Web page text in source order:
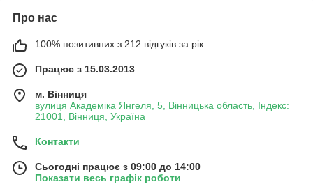
Про нас
100% позитивних з 212 відгуків за рік
Працює з 15.03.2013
м. Вінниця
вулиця Академіка Янгеля, 5, Вінницька область, Індекс:
21001, Вінниця, Україна
Контакти
Сьогодні працює з 09:00 до 14:00
Показати весь графік роботи